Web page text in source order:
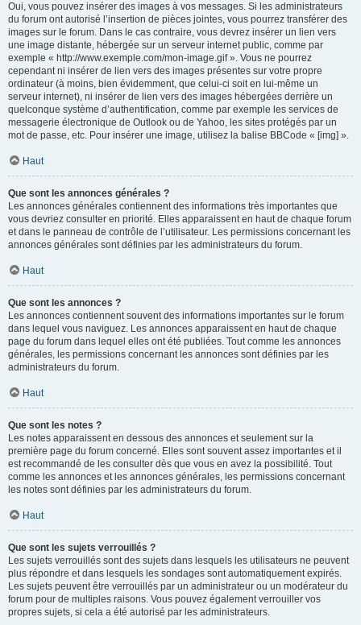
Oui, vous pouvez insérer des images à vos messages. Si les administrateurs
du forum ont autorisé l’insertion de pièces jointes, vous pourrez transférer des
images sur le forum. Dans le cas contraire, vous devrez insérer un lien vers
une image distante, hébergée sur un serveur internet public, comme par
exemple « http://www.exemple.com/mon-image.gif ». Vous ne pourrez
cependant ni insérer de lien vers des images présentes sur votre propre
ordinateur (à moins, bien évidemment, que celui-ci soit en lui-même un
serveur internet), ni insérer de lien vers des images hébergées derrière un
quelconque système d’authentification, comme par exemple les services de
messagerie électronique de Outlook ou de Yahoo, les sites protégés par un
mot de passe, etc. Pour insérer une image, utilisez la balise BBCode « [img] ».
Haut
Que sont les annonces générales ?
Les annonces générales contiennent des informations très importantes que
vous devriez consulter en priorité. Elles apparaissent en haut de chaque forum
et dans le panneau de contrôle de l’utilisateur. Les permissions concernant les
annonces générales sont définies par les administrateurs du forum.
Haut
Que sont les annonces ?
Les annonces contiennent souvent des informations importantes sur le forum
dans lequel vous naviguez. Les annonces apparaissent en haut de chaque
page du forum dans lequel elles ont été publiées. Tout comme les annonces
générales, les permissions concernant les annonces sont définies par les
administrateurs du forum.
Haut
Que sont les notes ?
Les notes apparaissent en dessous des annonces et seulement sur la
première page du forum concerné. Elles sont souvent assez importantes et il
est recommandé de les consulter dès que vous en avez la possibilité. Tout
comme les annonces et les annonces générales, les permissions concernant
les notes sont définies par les administrateurs du forum.
Haut
Que sont les sujets verrouillés ?
Les sujets verrouillés sont des sujets dans lesquels les utilisateurs ne peuvent
plus répondre et dans lesquels les sondages sont automatiquement expirés.
Les sujets peuvent être verrouillés par un administrateur ou un modérateur du
forum pour de multiples raisons. Vous pouvez également verrouiller vos
propres sujets, si cela a été autorisé par les administrateurs.